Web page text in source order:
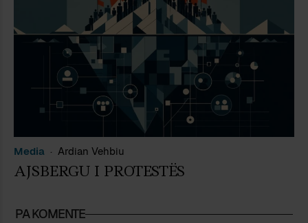
Media Ardian Vehbiu
AJSBERGU I PROTESTËS
PA KOMENTE